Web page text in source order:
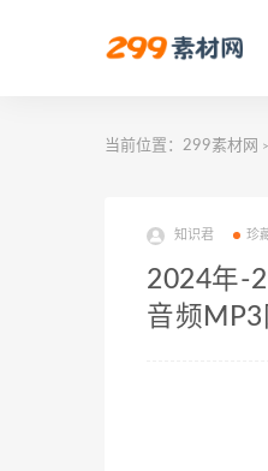
当前位置： 299素材网 >
知识君 珍
2024年-
音频